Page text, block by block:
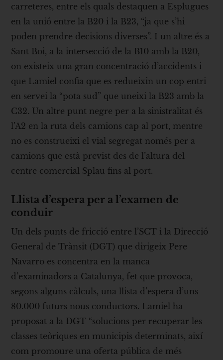
carreteres, entre els quals destaquen a Esplugues
en la unió entre la B20 i la B23, “ja que s’hi
poden prendre decisions diverses”. I un altre és a
Sant Boi, a la intersecció de la B10 amb la B20,
on existeix una gran concentració d’accidents i
que Lamiel confia que es redueixin un cop entri
en servei la “pota sud” que uneixi la B23 amb la
C32. Un altre punt negre per a la sinistralitat és
l’A2 en la ruta dels camions cap al port, mentre
no es construeixi el vial segregat només per a
camions que està previst des de l’altura del
centre comercial Splau fins al port.
Llista d’espera per a l’examen de
conduir
Un dels punts de fricció entre l’SCT i la Direcció
General de Trànsit (DGT) que dirigeix Pere
Navarro es concentra en la manca
d’examinadors a Catalunya, fet que provoca,
segons alguns càlculs, una llista d’espera d’uns
80.000 futurs nous conductors. Lamiel ha
proposat a la DGT “solucions per recuperar les
classes teòriques en municipis determinats, així
com promoure una oferta pública de més